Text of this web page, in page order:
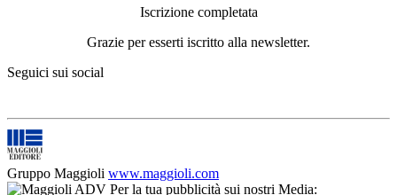
Iscrizione completata
Grazie per esserti iscritto alla newsletter.
Seguici sui social
Gruppo Maggioli www.maggioli.com
Per la tua pubblicità sui nostri Media: